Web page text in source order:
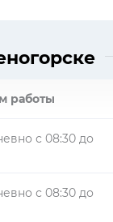
работы
с 08:30 до
с 08:30 до